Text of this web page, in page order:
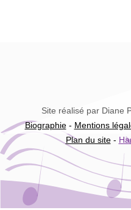
Site réalisé par Diane
Biographie- Mentions
Plan du site-